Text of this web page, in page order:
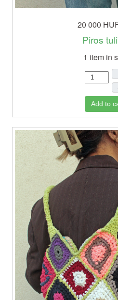
20 000
Piros
1 item in
Add to